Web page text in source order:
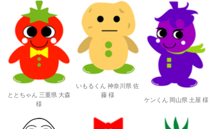
ととちゃん 三重県 大森
様
いもるくん 神奈川県 佐
藤 様
ケンくん 岡山県 土屋 様